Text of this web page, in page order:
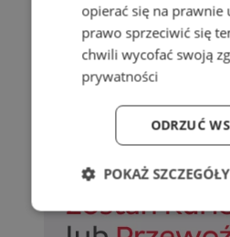
opierać się na prawnie
prawo sprzeciwić się
chwili wycofać swoją
prywatności
ODRZUĆ
POKAŻ SZCZEGÓŁY
Niezbędne